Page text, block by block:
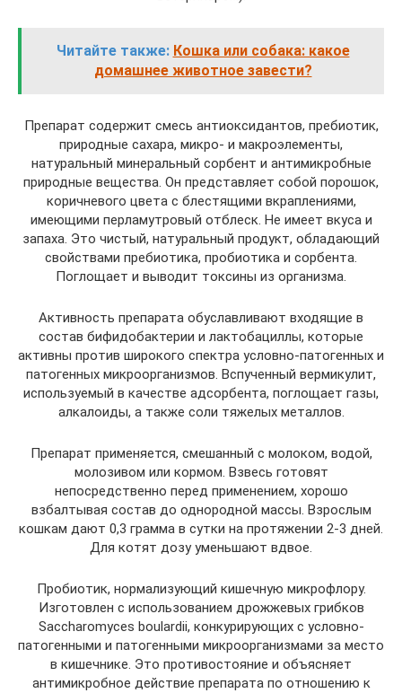
Читайте также: Кошка или собака: какое
домашнее животное завести?
Препарат содержит смесь антиоксидантов, пребиотик,
природные сахара, микро- и макроэлементы,
натуральный минеральный сорбент и антимикробные
природные вещества. Он представляет собой порошок,
коричневого цвета с блестящими вкраплениями,
имеющими перламутровый отблеск. Не имеет вкуса и
запаха. Это чистый, натуральный продукт, обладающий
свойствами пребиотика, пробиотика и сорбента.
Поглощает и выводит токсины из организма.
Активность препарата обуславливают входящие в
состав бифидобактерии и лактобациллы, которые
активны против широкого спектра условно-патогенных и
патогенных микроорганизмов. Вспученный вермикулит,
используемый в качестве адсорбента, поглощает газы,
алкалоиды, а также соли тяжелых металлов.
Препарат применяется, смешанный с молоком, водой,
молозивом или кормом. Взвесь готовят
непосредственно перед применением, хорошо
взбалтывая состав до однородной массы. Взрослым
кошкам дают 0,3 грамма в сутки на протяжении 2-3 дней.
Для котят дозу уменьшают вдвое.
Пробиотик, нормализующий кишечную микрофлору.
Изготовлен с использованием дрожжевых грибков
Saccharomyces boulardii, конкурирующих с условно-
патогенными и патогенными микроорганизмами за место
в кишечнике. Это противостояние и объясняет
антимикробное действие препарата по отношению к